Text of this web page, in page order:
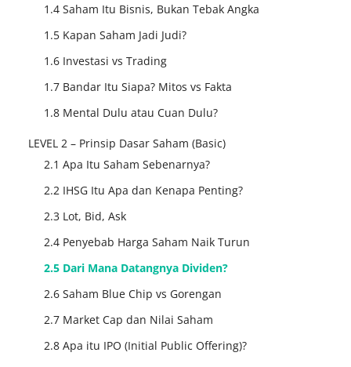
1.4 Saham Itu Bisnis, Bukan Tebak Angka
1.5 Kapan Saham Jadi Judi?
1.6 Investasi vs Trading
1.7 Bandar Itu Siapa? Mitos vs Fakta
1.8 Mental Dulu atau Cuan Dulu?
LEVEL 2 – Prinsip Dasar Saham (Basic)
2.1 Apa Itu Saham Sebenarnya?
2.2 IHSG Itu Apa dan Kenapa Penting?
2.3 Lot, Bid, Ask
2.4 Penyebab Harga Saham Naik Turun
2.5 Dari Mana Datangnya Dividen?
2.6 Saham Blue Chip vs Gorengan
2.7 Market Cap dan Nilai Saham
2.8 Apa itu IPO (Initial Public Offering)?